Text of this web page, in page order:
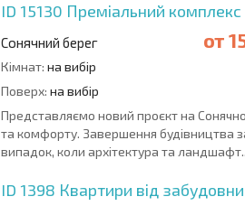
ID 15130 Преміальний
Сонячний берег от
Кімнат: на вибір
Поверх: на вибір
Представляємо новий проєкт на
та комфорту. Завершення будівництва
випадок, коли архітектура та
ID 1398 Квартири від